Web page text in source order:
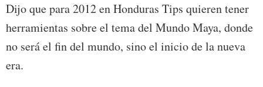
Dijo que para 2012 en Honduras Tips quieren tener
herramientas sobre el tema del Mundo Maya, donde
no será el fin del mundo, sino el inicio de la nueva
era.